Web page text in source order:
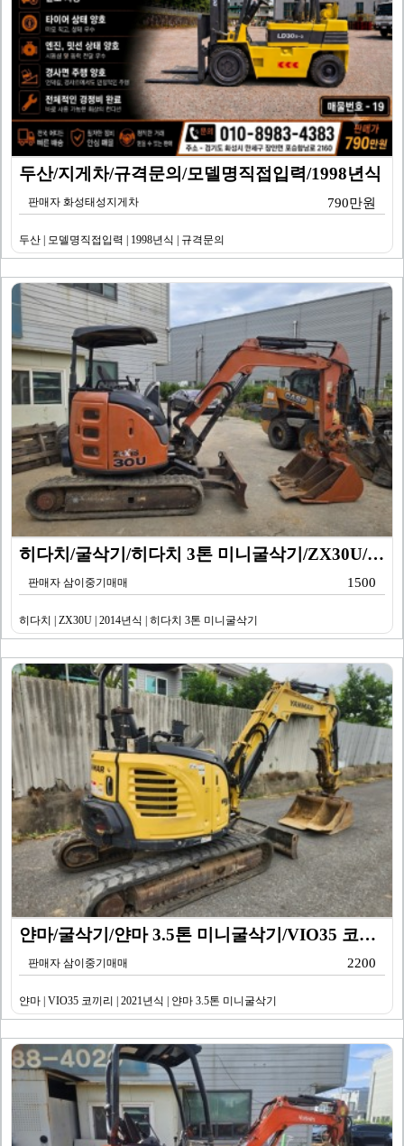
두산/지게차/규격문의/모델명직접입력/1998년식
판매자 화성태성지게차 790만원
두산 | 모델명직접입력 | 1998년식 | 규격문의
히다치/굴삭기/히다치 3톤 미니굴삭기/ZX30U/201…
판매자 삼이중기매매 1500
히다치 | ZX30U | 2014년식 | 히다치 3톤 미니굴삭기
얀마/굴삭기/얀마 3.5톤 미니굴삭기/VIO35 코끼리…
판매자 삼이중기매매 2200
얀마 | VIO35 코끼리 | 2021년식 | 얀마 3.5톤 미니굴삭기